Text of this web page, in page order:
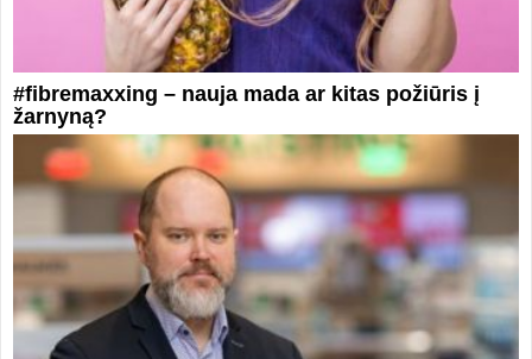
#fibremaxxing – nauja mada ar kitas požiūris į
žarnyną?